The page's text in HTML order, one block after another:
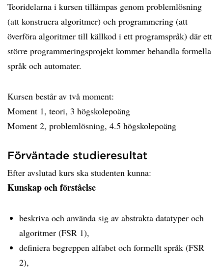
Teoridelarna i kursen tillämpas genom problemlösning
(att konstruera algoritmer) och programmering (att
överföra algoritmer till källkod i ett programspråk) där ett
större programmeringsprojekt kommer behandla formella
språk och automater.
Kursen består av två moment:
Moment 1, teori, 3 högskolepoäng
Moment 2, problemlösning, 4.5 högskolepoäng
Förväntade studieresultat
Efter avslutad kurs ska studenten kunna:
Kunskap och förståelse
beskriva och använda sig av abstrakta datatyper och
algoritmer (FSR 1),
definiera begreppen alfabet och formellt språk (FSR
2),